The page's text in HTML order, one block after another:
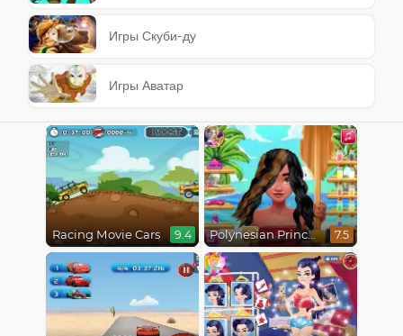
Игры Скуби-ду
Игры Аватар
Racing Movie Cars 9.4 Polynesian Princess Real Haircuts 7.5